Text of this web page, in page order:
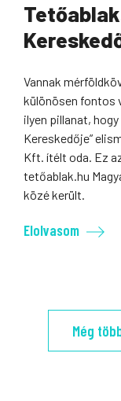
Vannak
különösen fontos
ilyen pillanat,
Kereskedője”
Kft. ítélt oda. Ez
tetőablak.hu
közé került.
Elolvasom
Még